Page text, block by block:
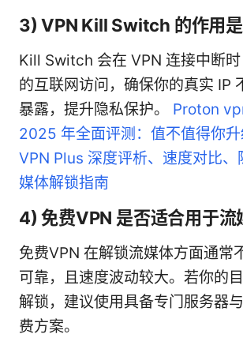
3) VPN Kill Switch 的作用是
Kill Switch 会在 VPN 连接中断
的互联网访问，确保你的真实 IP
暴露，提升隐私保护。 Proton
2025 年全面评测：值不值得你
VPN Plus 深度评析、速度对比、
媒体解锁指南
4) 免费VPN 是否适合用于流
免费VPN 在解锁流媒体方面通常
可靠，且速度波动较大。若你的
解锁，建议使用具备专门服务器
费方案。